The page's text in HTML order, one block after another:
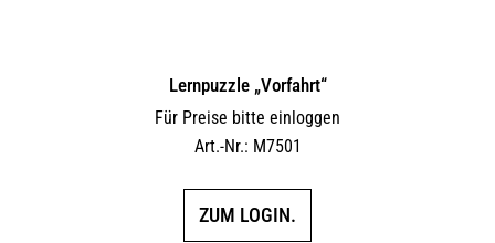
Lernpuzzle „Vorfahrt“
Für Preise bitte einloggen
Art.-Nr.: M7501
ZUM LOGIN.